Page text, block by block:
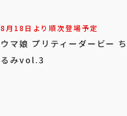
8月18日より順次登場予定
ウマ娘 プリティーダービー
るみvol.3